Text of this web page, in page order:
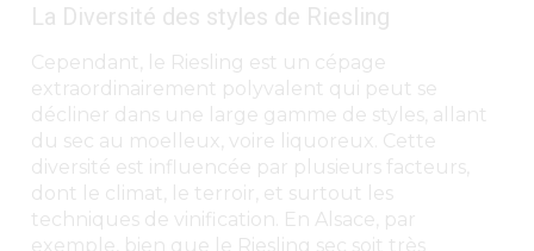
La Diversité des styles de Riesling
Cependant, le Riesling est un cépage
extraordinairement polyvalent qui peut se
décliner dans une large gamme de styles, allant
du sec au moelleux, voire liquoreux. Cette
diversité est influencée par plusieurs facteurs,
dont le climat, le terroir, et surtout les
techniques de vinification. En Alsace, par
exemple, bien que le Riesling sec soit très